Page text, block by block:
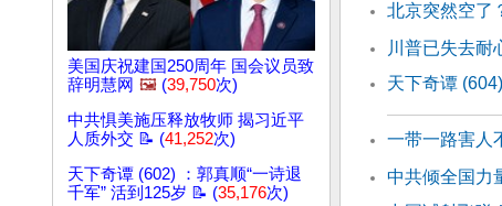
美国庆祝建国250周年 国会议员致
辞明慧网 🖼️ (39,750次)
中共惧美施压释放牧师 揭习近平
人质外交 📝 (41,252次)
天下奇谭 (602) ：郭真顺“一诗退
千军” 活到125岁 📝 (35,176次)
北京突然空了
川普已失去耐
天下奇谭
一带一路害人
中共倾全国力